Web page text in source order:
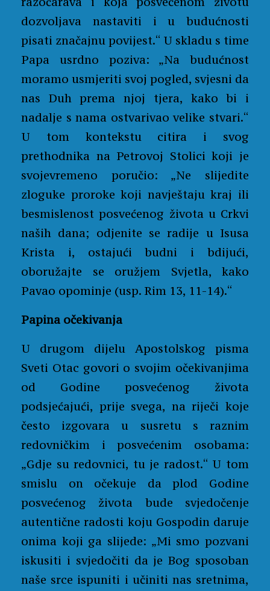
dozvoljava nastaviti i u budućnosti
pisati značajnu povijest.“ U skladu s time
Papa usrdno poziva: „Na budućnost
moramo usmjeriti svoj pogled, svjesni da
nas Duh prema njoj tjera, kako bi i
nadalje s nama ostvarivao velike stvari.“
U tom kontekstu citira i svog
prethodnika na Petrovoj Stolici koji je
svojevremeno poručio: „Ne slijedite
zloguke proroke koji navještaju kraj ili
besmislenost posvećenog života u Crkvi
naših dana; odjenite se radije u Isusa
Krista i, ostajući budni i bdijući,
oboružajte se oružjem Svjetla, kako
Pavao opominje (usp. Rim 13, 11-14).“
Papina očekivanja
U drugom dijelu Apostolskog pisma
Sveti Otac govori o svojim očekivanjima
od Godine posvećenog života
podsjećajući, prije svega, na riječi koje
često izgovara u susretu s raznim
redovničkim i posvećenim osobama:
„Gdje su redovnici, tu je radost.“ U tom
smislu on očekuje da plod Godine
posvećenog života bude svjedočenje
autentične radosti koju Gospodin daruje
onima koji ga slijede: „Mi smo pozvani
iskusiti i svjedočiti da je Bog sposoban
naše srce ispuniti i učiniti nas sretnima,